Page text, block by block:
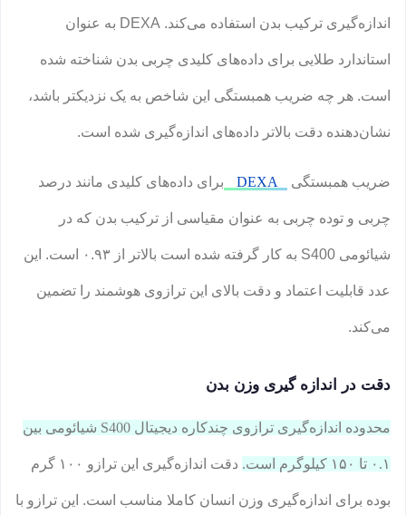
اندازه‌گیری ترکیب بدن استفاده می‌کند. DEXA به عنوان
استاندارد طلایی برای داده‌های کلیدی چربی بدن شناخته شده
است. هر چه ضریب همبستگی این شاخص به یک نزدیکتر باشد،
نشان‌دهنده دقت بالاتر داده‌های اندازه‌گیری شده است.
ضریب همبستگی DEXA برای داده‌های کلیدی مانند درصد
چربی و توده چربی به عنوان مقیاسی از ترکیب بدن که در
شیائومی S400 به کار گرفته شده است بالاتر از ۰.۹۳ است. این
عدد قابلیت اعتماد و دقت بالای این ترازوی هوشمند را تضمین
می‌کند.
دقت در اندازه گیری وزن بدن
محدوده اندازه‌گیری ترازوی چندکاره دیجیتال S400 شیائومی بین
۰.۱ تا ۱۵۰ کیلوگرم است. دقت اندازه‌گیری این ترازو ۱۰۰ گرم
بوده برای اندازه‌گیری وزن انسان کاملا مناسب است. این ترازو با